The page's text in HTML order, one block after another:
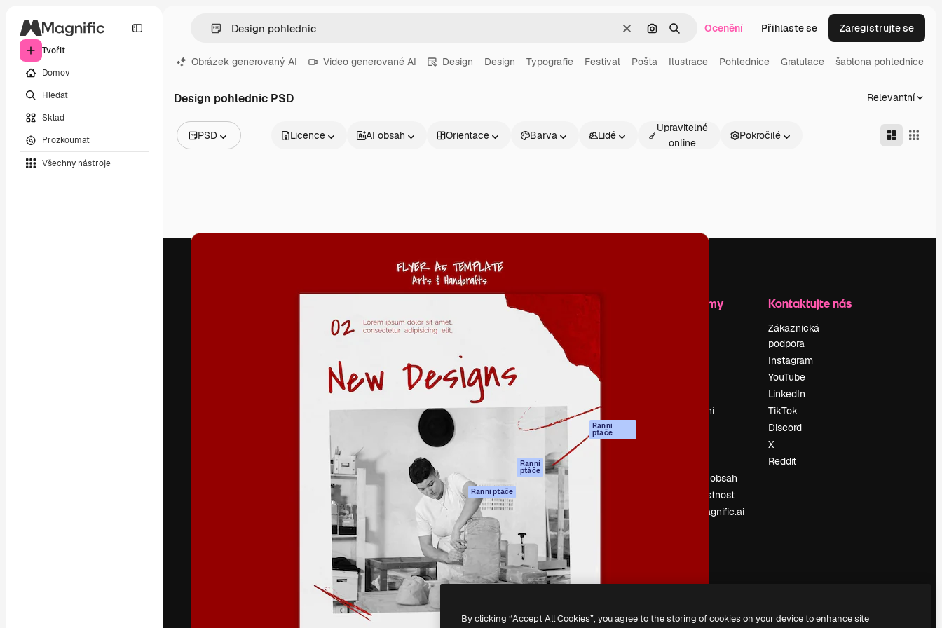
Tvořit
Domov
Hledat
Sklad
Prozkoumat
Všechny nástroje
ZrušitHledat podle obrázku
HledatOcenění Přihlaste se Zaregistrujte se
Obrázek generovaný AI Video generované AI Design Design Typografie Festival Pošta Ilustrace Pohlednice Gratulace šablona pohlednice
Design pohlednic PSD Relevantní
PSD
Videa
Licence AI obsah Orientace Barva Lidé
Upravitelné
online
Pokročilé
Kreativní platforma pro tvorbu vaší nejlepší
práce. Více než 1 milion předplatitelů napříč
Spaces
AI generátor
obrázků
AI generátor videa
AI hlasový
generátor
Stock obsah
Claude/ChatGPT
Ranní
ptáče
Agenti Ranní ptáče
API
Mobilní aplikace
Všechny nástroje
Magnific
Začněte
Dokumentace
Podpora
Podmínky použití
osobních údajů
Originály
Ranní
ptáče
Zásady používání
souborů cookie
Partneři
Firmy
Zdroje firmy
vyhledávání
Prodávejte obsah
Tisková místnost
Hledáte magnific.ai
Kontaktujte nás
Zákaznická
podpora
Instagram
YouTube
LinkedIn
TikTok
Discord
X
Reddit
2026Freepik Company S.L.U.
By clicking “Accept All Cookies”, you agree to the storing of cookies on your device to enhance site